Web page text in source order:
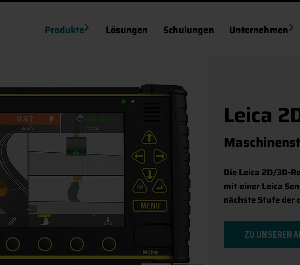
Produkte Lösungen Schulungen Unternehmen
Leica
Die Leica 2D/3D-
mit einer Leica
nächste Stufe
ZU UNSEREN